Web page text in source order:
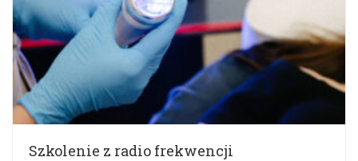
Szkolenie z radio frekwencji